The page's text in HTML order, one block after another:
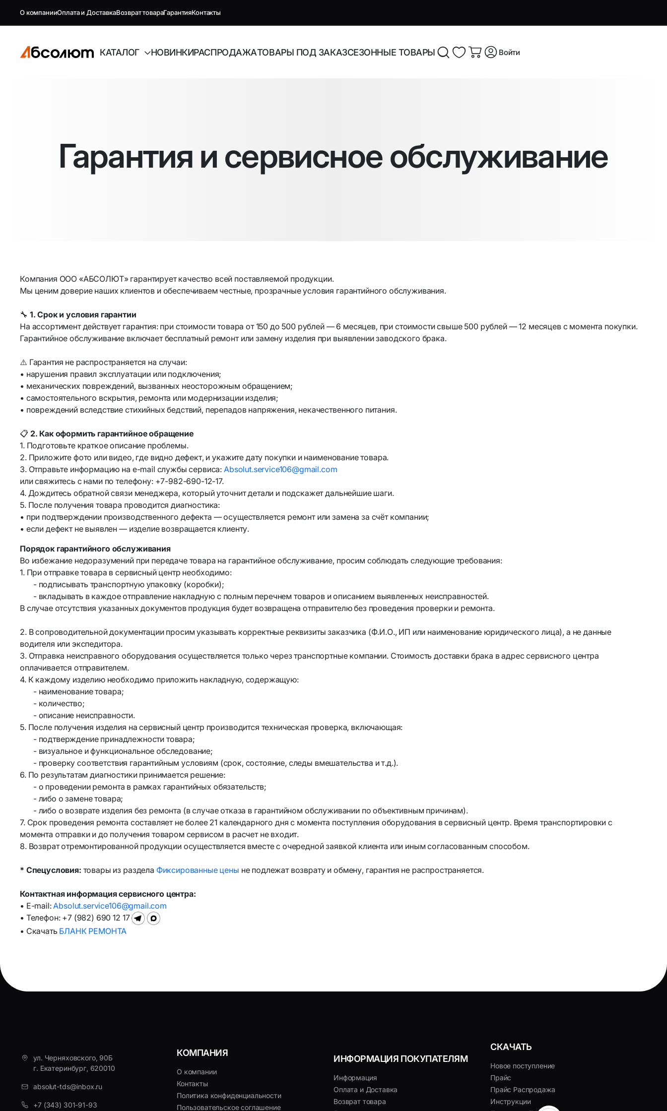
О компанииОплата и ДоставкаВозврат товараГарантияКонтакты
КАТАЛОГ
Антенны GSM
Комплектующие GSM
Канцелярские товары
Коврики для резки
Магнитные доски
Свет и освещение
LED контроллеры для
светодиодных лент
Аквариумные лампы
Товары для ПК
Bluetooth-адаптеры
Wi-Fi адаптеры и аксессуары
Элементы питания и
аккумуляторы
Аккумуляторы
18650/14500/16340/21700/26650
Аккумуляторы R3 и R6
FM-модуляторы Bluetooth
Автовидеорегистраторы
Наушники и микрофоны
Микрофоны и караоке-системы
Системы видеонаблюдения и
безопасности
PoE-переходники и сплиттеры
Аксессуары для домофонов и
Аксессуары и комплектующие
Личная гигиена и уход
Адаптеры питания для ноутбуков
Адаптеры питания
Творчество и развлечения
гаджетов
Беспроводные ЗУ
НОВИНКИРАСПРОДАЖАТОВАРЫ ПОД ЗАКАЗСЕЗОННЫЕ ТОВАРЫ Войти
Гарантия и сервисное обслуживание
Компания ООО «АБСОЛЮТ» гарантирует качество всей поставляемой продукции.
Мы ценим доверие наших клиентов и обеспечиваем честные, прозрачные условия гарантийного обслуживания.
🔧 1. Срок и условия гарантии
На ассортимент действует гарантия: при стоимости товара от 150 до 500 рублей — 6 месяцев, при стоимости свыше 500 рублей — 12 месяцев с момента покупки.
Гарантийное обслуживание включает бесплатный ремонт или замену изделия при выявлении заводского брака.
⚠️ Гарантия не распространяется на случаи:
• нарушения правил эксплуатации или подключения;
• механических повреждений, вызванных неосторожным обращением;
• самостоятельного вскрытия, ремонта или модернизации изделия;
• повреждений вследствие стихийных бедствий, перепадов напряжения, некачественного питания.
📋 2. Как оформить гарантийное обращение
1. Подготовьте краткое описание проблемы.
2. Приложите фото или видео, где видно дефект, и укажите дату покупки и наименование товара.
3. Отправьте информацию на e-mail службы сервиса: Absolut.service106@gmail.com
или свяжитесь с нами по телефону: +7-982-690-12-17.
4. Дождитесь обратной связи менеджера, который уточнит детали и подскажет дальнейшие шаги.
5. После получения товара проводится диагностика:
• при подтверждении производственного дефекта — осуществляется ремонт или замена за счёт компании;
• если дефект не выявлен — изделие возвращается клиенту.
Порядок гарантийного обслуживания
Во избежание недоразумений при передаче товара на гарантийное обслуживание, просим соблюдать следующие требования:
1. При отправке товара в сервисный центр необходимо:
- подписывать транспортную упаковку (коробки);
- вкладывать в каждое отправление накладную с полным перечнем товаров и описанием выявленных неисправностей.
В случае отсутствия указанных документов продукция будет возвращена отправителю без проведения проверки и ремонта.
2. В сопроводительной документации просим указывать корректные реквизиты заказчика (Ф.И.О., ИП или наименование юридического лица), а не данные
водителя или экспедитора.
3. Отправка неисправного оборудования осуществляется только через транспортные компании. Стоимость доставки брака в адрес сервисного центра
оплачивается отправителем.
4. К каждому изделию необходимо приложить накладную, содержащую:
- наименование товара;
- количество;
- описание неисправности.
5. После получения изделия на сервисный центр производится техническая проверка, включающая:
- подтверждение принадлежности товара;
- визуальное и функциональное обследование;
- проверку соответствия гарантийным условиям (срок, состояние, следы вмешательства и т.д.).
6. По результатам диагностики принимается решение:
- о проведении ремонта в рамках гарантийных обязательств;
- либо о замене товара;
- либо о возврате изделия без ремонта (в случае отказа в гарантийном обслуживании по объективным причинам).
7. Срок проведения ремонта составляет не более 21 календарного дня с момента поступления оборудования в сервисный центр. Время транспортировки с
момента отправки и до получения товаром сервисом в расчет не входит.
8. Возврат отремонтированной продукции осуществляется вместе с очередной заявкой клиента или иным согласованным способом.
* Спецусловия: товары из раздела Фиксированные цены не подлежат возврату и обмену, гарантия не распространяется.
Контактная информация сервисного центра:
• E-mail:Absolut.service106@gmail.com
• Телефон: +7 (982) 690 12 17
• Скачать БЛАНК РЕМОНТА
ул. Черняховского, 90Б
г. Екатеринбург, 620010
absolut-tds@inbox.ru
+7 (343) 301-91-93
КОМПАНИЯ
О компании
Контакты
Политика конфиденциальности
Пользовательское соглашение
ИНФОРМАЦИЯ ПОКУПАТЕЛЯМ
Информация
Оплата и Доставка
Возврат товара
СКАЧАТЬ
Новое поступление
Прайс
Прайс Распродажа
Инструкции